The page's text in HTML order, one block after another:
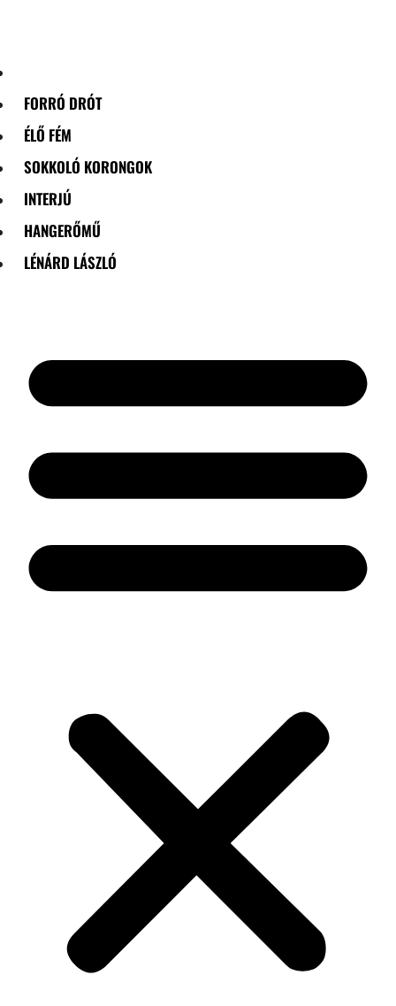
FORRÓ DRÓT
ÉLŐ FÉM
SOKKOLÓ KORONGOK
INTERJÚ
HANGERŐMŰ
LÉNÁRD LÁSZLÓ